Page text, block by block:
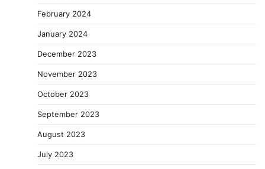
February 2024
January 2024
December 2023
November 2023
October 2023
September 2023
August 2023
July 2023